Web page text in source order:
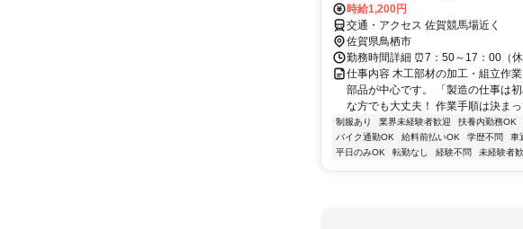
時給1,200円
交通・アクセス 佐賀競馬場近く
佐賀県鳥栖市
勤務時間詳細 ⏰7：50～17：00（休
仕事内容 木工部材の加工・組立作
部品が中心です。 「製造の仕事は
な方でも大丈夫！ 作業手順は決ま
制服あり 業界未経験者歓迎 扶養内勤務OK
バイク通勤OK
給料前払いOK 学歴不問 車
平日のみOK
転勤なし 経験不問 未経験者